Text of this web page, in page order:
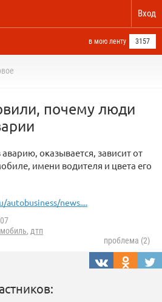
Вход
в мою ленту 3157
почему люди
аварию, оказывается, зависит от
имени водителя и цвета его
autobusiness/news....
, дтп
проблема (2)